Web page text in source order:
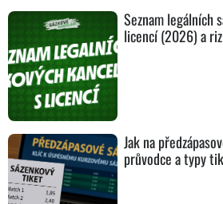
Seznam legálních
licencí (2026) a
Jak na
průvodce a typy